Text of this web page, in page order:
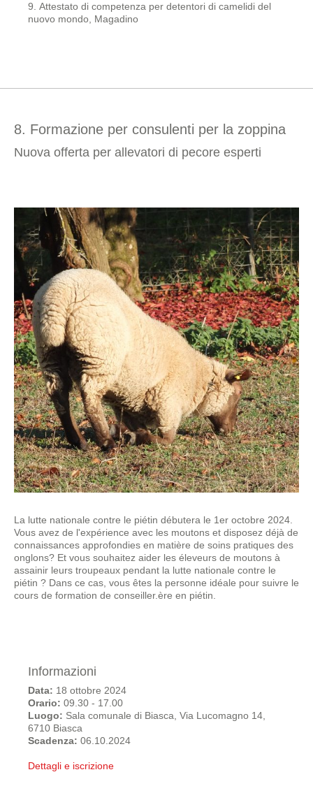
9. Attestato di competenza per detentori di camelidi del
nuovo mondo, Magadino
8. Formazione per consulenti per la zoppina
Nuova offerta per allevatori di pecore esperti
La lutte nationale contre le piétin débutera le 1er octobre 2024.
Vous avez de l'expérience avec les moutons et disposez déjà de
connaissances approfondies en matière de soins pratiques des
onglons? Et vous souhaitez aider les éleveurs de moutons à
assainir leurs troupeaux pendant la lutte nationale contre le
piétin ? Dans ce cas, vous êtes la personne idéale pour suivre le
cours de formation de conseiller.ère en piétin.
Informazioni
Data: 18 ottobre 2024
Orario: 09.30 - 17.00
Luogo: Sala comunale di Biasca, Via Lucomagno 14,
6710 Biasca
Scadenza: 06.10.2024
Dettagli e iscrizione